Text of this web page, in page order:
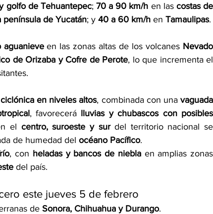
golfo de Tehuantepec; 70 a 90 km/h en las costas de
península de Yucatán; y 40 a 60 km/h en Tamaulipas.
aguanieve en las zonas altas de los volcanes Nevado
de Orizaba y Cofre de Perote, lo que incrementa el
en niveles altos, combinada con una vaguada
, favorecerá lluvias y chubascos con posibles
el centro, suroeste y sur del territorio nacional se
de humedad del océano Pacífico.
, con heladas y bancos de niebla en amplias zonas
del país.
este jueves 5 de febrero
de Sonora, Chihuahua y Durango.